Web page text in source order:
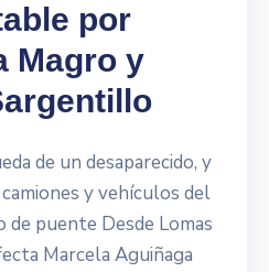
por
Magro y
de un desaparecido, y
y vehículos del
puente Desde Lomas
Marcela Aguiñaga